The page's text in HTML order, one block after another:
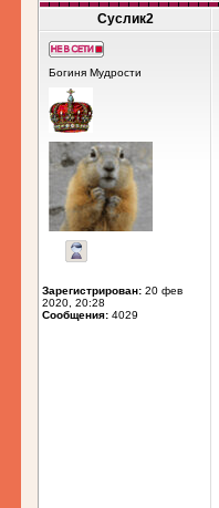
Суслик2
Богиня Мудрости
Зарегистрирован: 20 фев
2020, 20:28
Сообщения: 4029